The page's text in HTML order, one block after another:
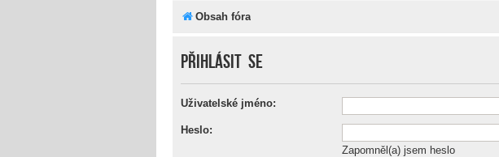
Obsah fóra
Přihlásit se
Uživatelské jméno:
Heslo:
Zapomněl(a) jsem heslo